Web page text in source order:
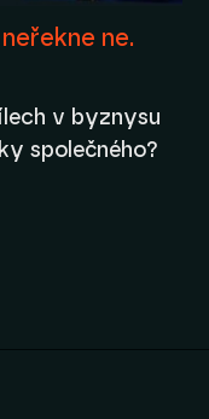
ne.
v byznysu
společného?